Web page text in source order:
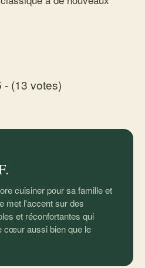
- (13 votes)
cuisiner pour sa famille et
met l'accent sur des
et réconfortantes qui
cœur aussi bien que le